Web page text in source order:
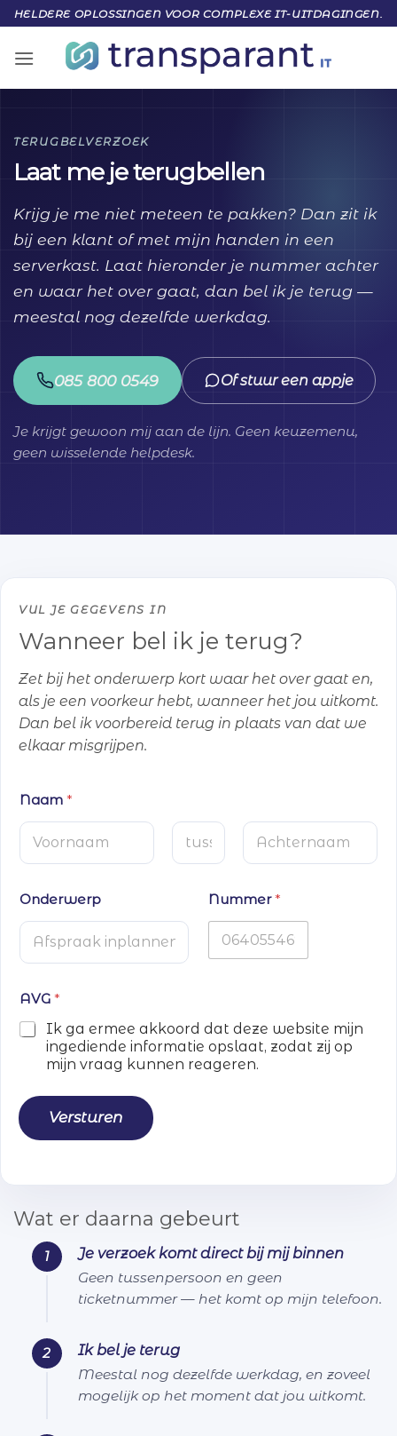
Ga
naar
inhoud
HELDERE OPLOSSINGEN VOOR COMPLEXE IT-UITDAGINGEN.
TERUGBELVERZOEK
Laat me je terugbellen
Krijg je me niet meteen te pakken? Dan zit ik
bij een klant of met mijn handen in een
serverkast. Laat hieronder je nummer achter
en waar het over gaat, dan bel ik je terug —
meestal nog dezelfde werkdag.
085 800 0549 Of stuur een appje
Je krijgt gewoon mij aan de lijn. Geen keuzemenu,
geen wisselende helpdesk.
VUL JE GEGEVENS IN
Wanneer bel ik je terug?
Zet bij het onderwerp kort waar het over gaat en,
als je een voorkeur hebt, wanneer het jou uitkomt.
Dan bel ik voorbereid terug in plaats van dat we
elkaar misgrijpen.
Naam *
Onderwerp Nummer*
AVG *
Ik ga ermee akkoord dat deze website mijn
ingediende informatie opslaat, zodat zij op
mijn vraag kunnen reageren.
Versturen
Wat er daarna gebeurt
Je verzoek komt direct bij mij binnen
Geen tussenpersoon en geen
ticketnummer — het komt op mijn telefoon.
Ik bel je terug
Meestal nog dezelfde werkdag, en zoveel
mogelijk op het moment dat jou uitkomt.